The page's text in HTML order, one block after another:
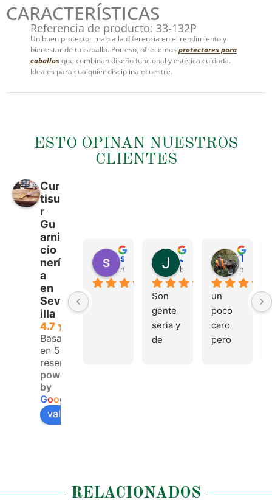
CARACTERÍSTICAS
Referencia de producto: 33-132P
Un buen protector marca la diferencia en el rendimiento y
bienestar de tu caballo. Por eso, ofrecemos protectores para
caballosque combinan diseño funcional y estética cuidada.
Ideales para cualquier disciplina ecuestre.
ESTO OPINAN NUESTROS
CLIENTES
Cur
tisu
r
Gu
arni
cio
nerí
a
en
Sev
illa
4.7
Basado
en 53
reseñas.
powered
by
Goog
valóranos en
hace 4 meses hace 4 meses
Son
gente
seria y
de
hace 4
un
poco
caro
pero
RELACIONADOS